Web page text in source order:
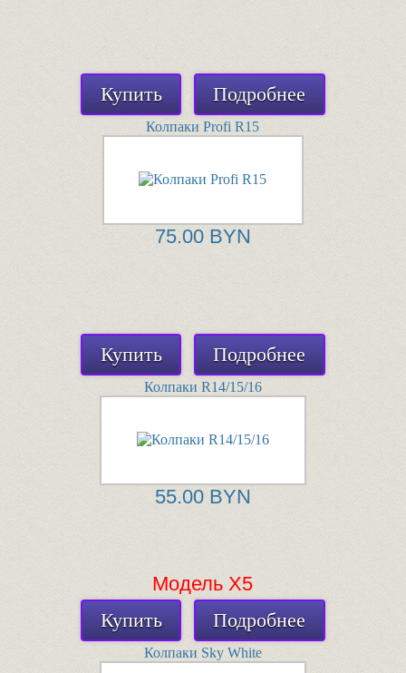
Купить Подробнее
Колпаки Profi R15
75.00 BYN
Купить Подробнее
Колпаки R14/15/16
55.00 BYN
Модель Х5
Купить
Подробнее
Колпаки Sky White